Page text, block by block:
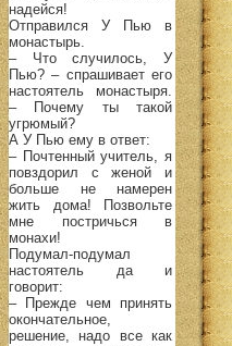
надейся!
Отправился У Пью в
монастырь.
– Что случилось, У
Пью? – спрашивает его
настоятель монастыря.
– Почему ты такой
угрюмый?
А У Пью ему в ответ:
– Почтенный учитель, я
повздорил с женой и
больше не намерен
жить дома! Позвольте
мне постричься в
монахи!
Подумал-подумал
настоятель да и
говорит:
– Прежде чем принять
окончательное,
решение, надо все как